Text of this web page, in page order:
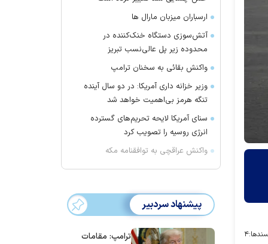
۴
ارسباران میزبان مارال ها
آتش‌سوزی دستگاه خنک‌کننده در
محدوده زیر پل عالی‌نسب تبریز
واکنش بقائی به سخنان ترامپ
وزیر خزانه داری آمریکا: در دو سال آینده
تنگه هرمز بی‌اهمیت خواهد شد
سنای آمریکا لایحه تحریم‌های گسترده
انرژی روسیه را تصویب کرد
واکنش عراقچی به توافقنامه مکه
پیشنهاد سردبیر
ترامپ: مقامات